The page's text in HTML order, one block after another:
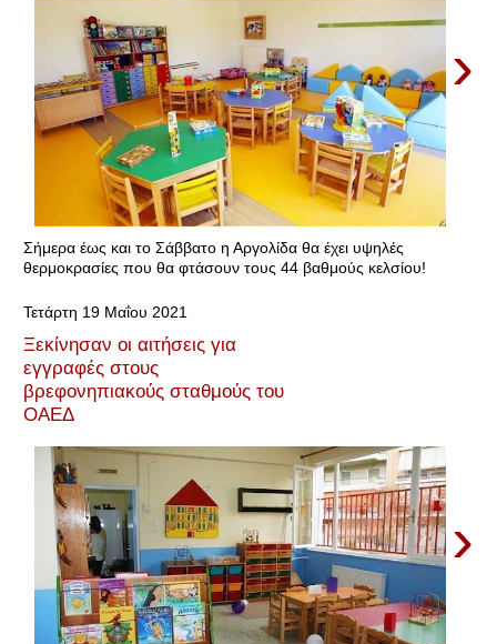
›
Σήμερα έως και το Σάββατο η Αργολίδα θα έχει υψηλές
θερμοκρασίες που θα φτάσουν τους 44 βαθμούς κελσίου!
Τετάρτη 19 Μαΐου 2021
Ξεκίνησαν οι αιτήσεις για
εγγραφές στους
βρεφονηπιακούς σταθμούς του
ΟΑΕΔ
›